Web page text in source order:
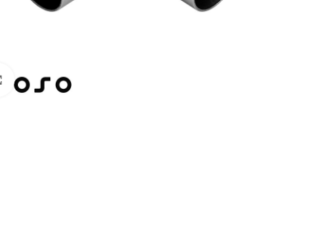
Zum Vergrößern klicken